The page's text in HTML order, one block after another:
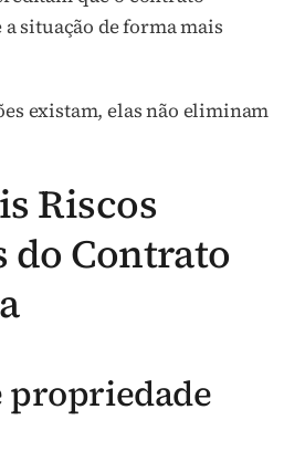
situação de forma mais
existam, elas não eliminam
Riscos
do Contrato
propriedade